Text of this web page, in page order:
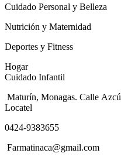
Cuidado Personal y Belleza
Nutrición y Maternidad
Deportes y Fitness
Hogar
Cuidado Infantil
Maturín, Monagas. Calle
Locatel
0424-9383655
Farmatinaca@gmail.com